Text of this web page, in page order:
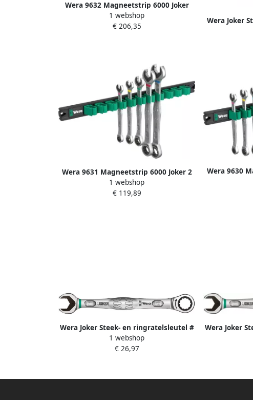
Wera 9632 Magneetstrip 6000 Joker
Imperial 1 steek-ringratelsleutelset 8-
delig 05020016001
1 webshop
€ 206,35
Wera Joker
set Inch 8 -
Wera 9631 Magneetstrip 6000 Joker 2
steek-ringratelsleutelset 5-delig
05020015001
1 webshop
€ 119,89
Wera 9630
steek-
Wera Joker Steek- en ringratelsleutel #
15 1 stuk(s) 05073275001
1 webshop
€ 26,97
Wera Joker
11 1